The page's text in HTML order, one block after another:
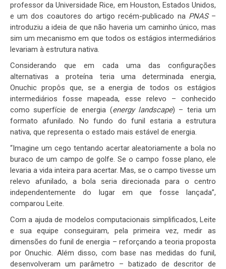
professor da Universidade Rice, em Houston, Estados Unidos,
e um dos coautores do artigo recém-publicado na PNAS–
introduziu a ideia de que não haveria um caminho único, mas
sim um mecanismo em que todos os estágios intermediários
levariam à estrutura nativa.
Considerando que em cada uma das configurações
alternativas a proteína teria uma determinada energia,
Onuchic propôs que, se a energia de todos os estágios
intermediários fosse mapeada, esse relevo – conhecido
como superfície de energia (energy landscape) – teria um
formato afunilado. No fundo do funil estaria a estrutura
nativa, que representa o estado mais estável de energia.
“Imagine um cego tentando acertar aleatoriamente a bola no
buraco de um campo de golfe. Se o campo fosse plano, ele
levaria a vida inteira para acertar. Mas, se o campo tivesse um
relevo afunilado, a bola seria direcionada para o centro
independentemente do lugar em que fosse lançada”,
comparou Leite.
Com a ajuda de modelos computacionais simplificados, Leite
e sua equipe conseguiram, pela primeira vez, medir as
dimensões do funil de energia – reforçando a teoria proposta
por Onuchic. Além disso, com base nas medidas do funil,
desenvolveram um parâmetro – batizado de descritor de